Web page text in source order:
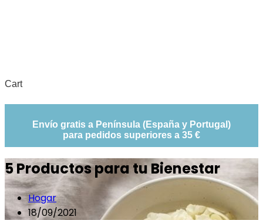
Cart
Envío gratis a Península (España y Portugal)
para pedidos superiores a 35 €
5 Productos para tu Bienestar
Hogar
18/09/2021